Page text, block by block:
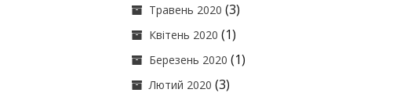
Травень 2020 (3)
Квітень 2020 (1)
Березень 2020 (1)
Лютий 2020 (3)